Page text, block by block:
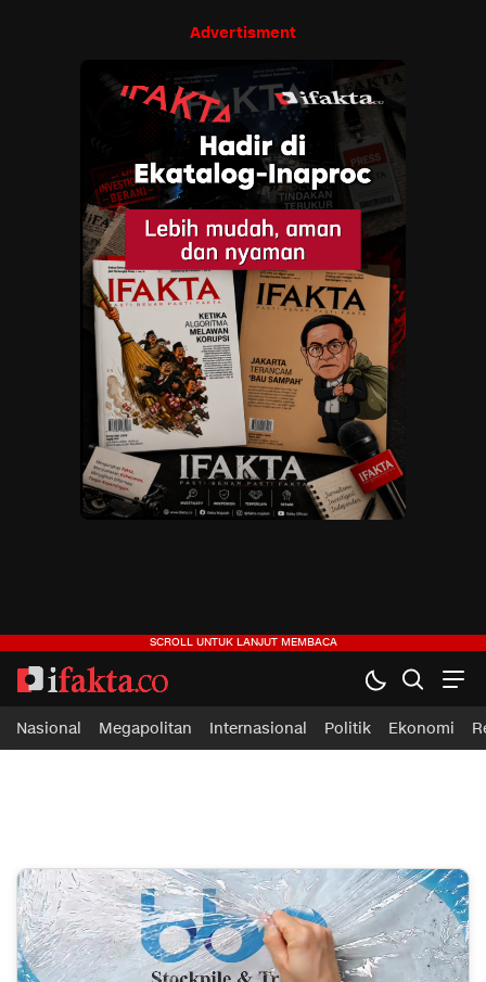
Advertisment
ifakta.co
#pastibenar
Nasional Megapolitan Internasional Politik Ekonomi